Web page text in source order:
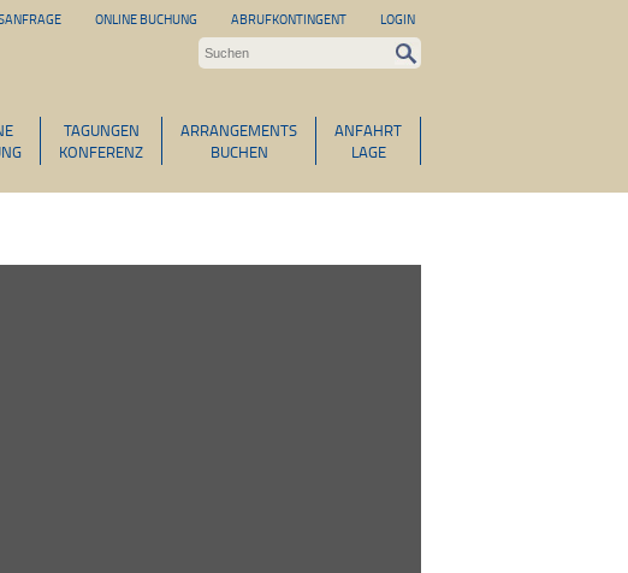
ONLINE BUCHUNG ABRUFKONTINGENT LOGIN
ANFAHRT
LAGE
ARRANGEMENTS
BUCHEN
TAGUNGEN
KONFERENZ